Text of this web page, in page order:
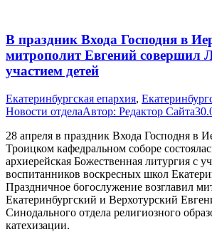
В праздник Входа Господня в
митрополит Евгений совершил
участием детей
Екатеринбургская епархия,
Новости отделаАвтор: Редактор Сайта
28 апреля в праздник Входа Господня в
Троицком кафедральном соборе
архиерейская Божественная литургия с
воспитанников воскресных школ
Праздничное богослужение возглавил
Екатеринбургский и Верхотурский
Синодального отдела религиозного
катехизации.